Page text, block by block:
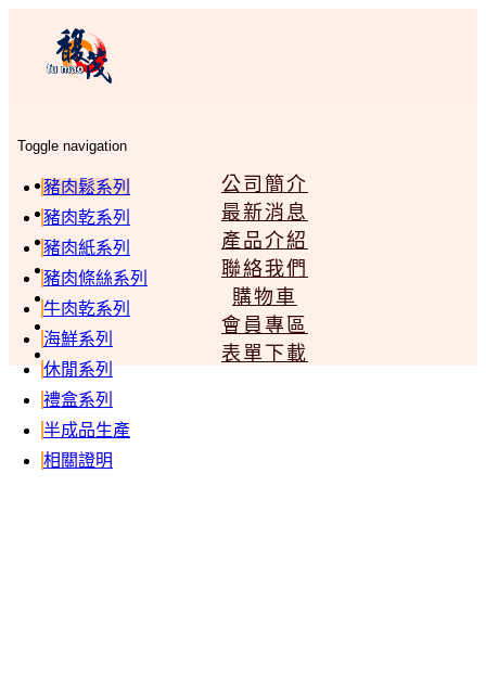
Toggle navigation
公司簡介
最新消息
產品介紹
聯絡我們
購物車
會員專區
表單下載
豬肉鬆系列
豬肉乾系列
豬肉紙系列
豬肉條絲系列
牛肉乾系列
海鮮系列
休閒系列
禮盒系列
半成品生產
相關證明